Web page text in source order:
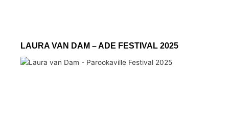
LAURA VAN DAM – ADE FESTIVAL 2025